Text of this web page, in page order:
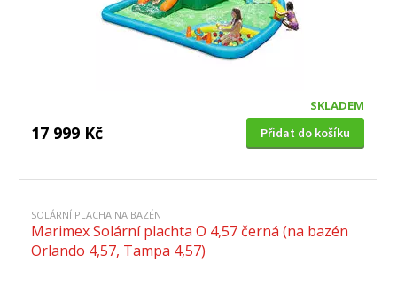
SKLADEM
17 999 Kč Přidat do košíku
SOLÁRNÍ PLACHA NA BAZÉN
Marimex Solární plachta O 4,57 černá (na bazén
Orlando 4,57, Tampa 4,57)